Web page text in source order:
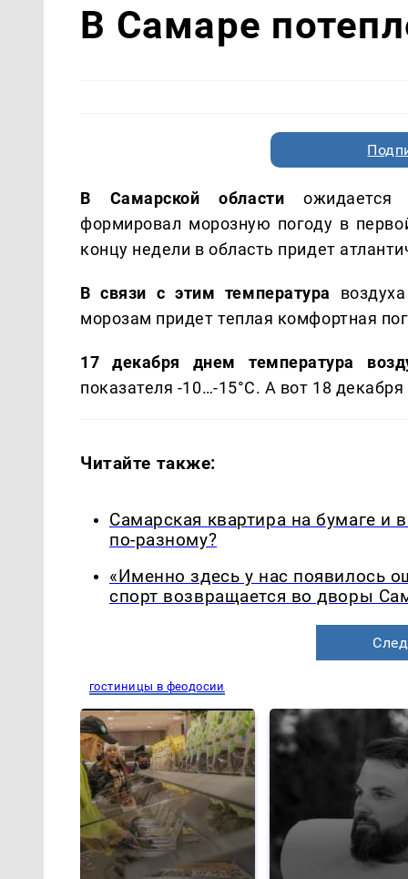
В Самаре
В Самарской областиожидается
формировал морозную погоду в
концу недели в область придет
В связи с этим температура
морозам придет теплая комфортная
17 декабря днем температура
показателя -10…-15°C. А вот 18
Читайте также:
Самарская квартира на бумаге
по-разному?
«Именно здесь у нас появилось
спорт возвращается во дворы
гостиницы в феодосии